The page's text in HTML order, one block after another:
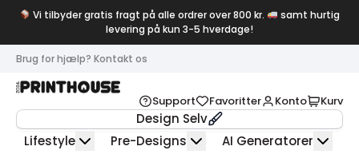
Vi tilbyder gratis fragt på alle ordrer over 800 kr.
samt hurtig
levering på kun 3-5 hverdage!
Brug for hjælp? Kontakt os
Support Favoritter Konto Kurv
Design Selv
Lifestyle
Pre-Designs AI Generatorer